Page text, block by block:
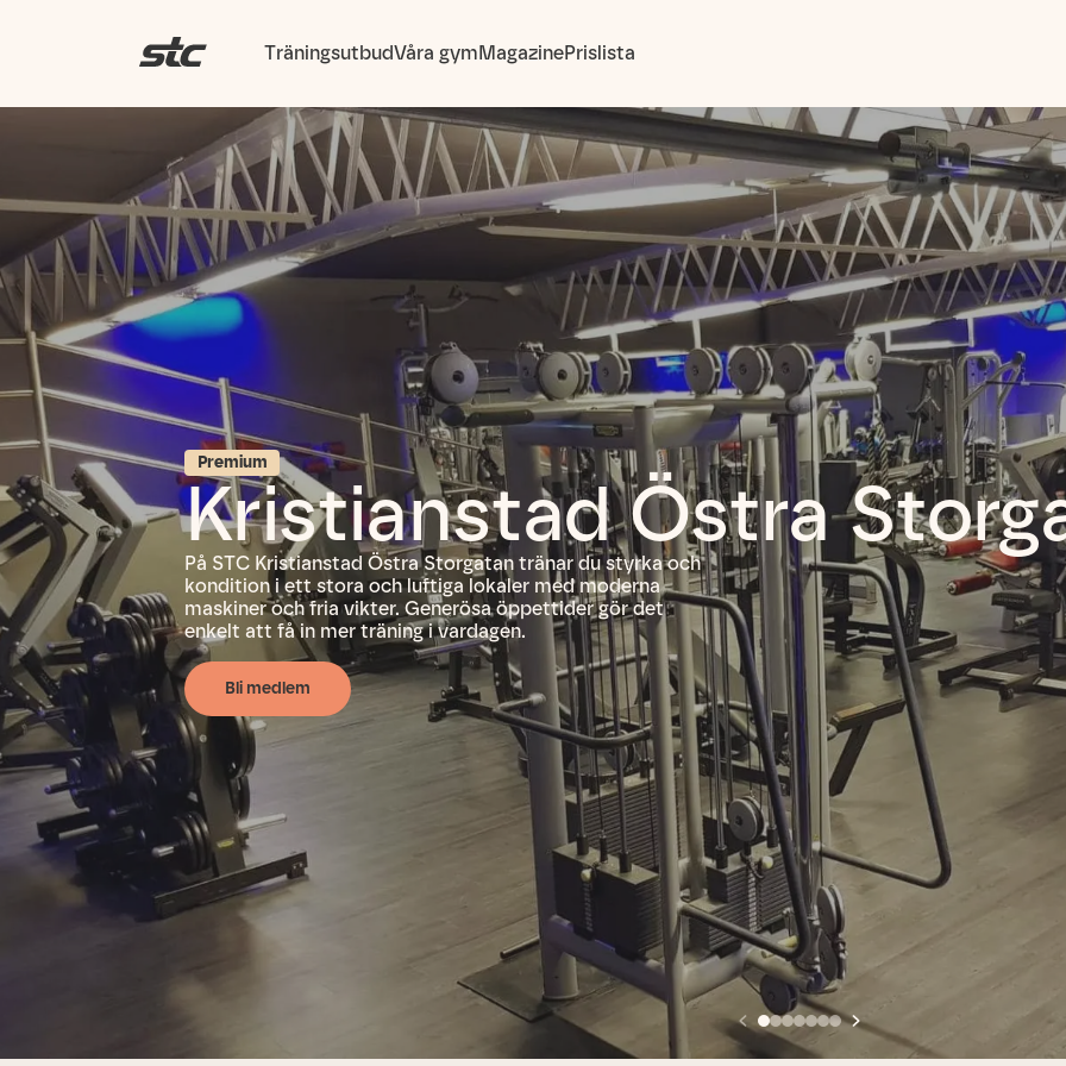
TräningsutbudVåra gymMagazinePrislista
Premium
Kristianstad Östra
På STC Kristianstad Östra Storgatan tränar du styrka och
kondition i ett stora och luftiga lokaler med moderna
maskiner och fria vikter. Generösa öppettider gör det
enkelt att få in mer träning i vardagen.
Bli medlem